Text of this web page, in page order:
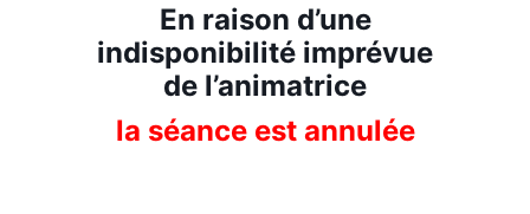
En raison d’une
indisponibilité imprévue
de l’animatrice
la séance est annulée